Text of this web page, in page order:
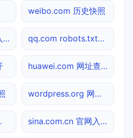
weibo.com 历史快照
huawei.com 官网入口 qq.com robots.txt检测
huawei.com 网址查询
wordpress.org 网址查询
口 sina.com.cn 官网入口